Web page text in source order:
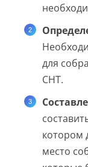
для
СНТ.
котором
место